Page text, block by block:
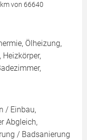
von 66640
Ölheizung,
Heizkörper,
/ Einbau,
Abgleich,
/ Badsanierung